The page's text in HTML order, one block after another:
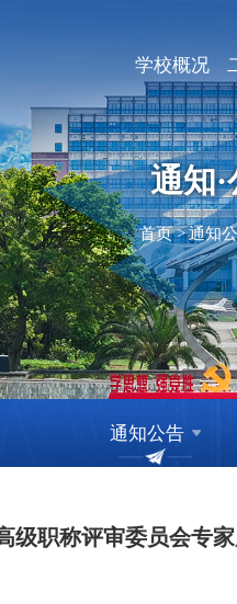
学校概况
通知
首页 > 通知
通知公告
级职称评审委员会专